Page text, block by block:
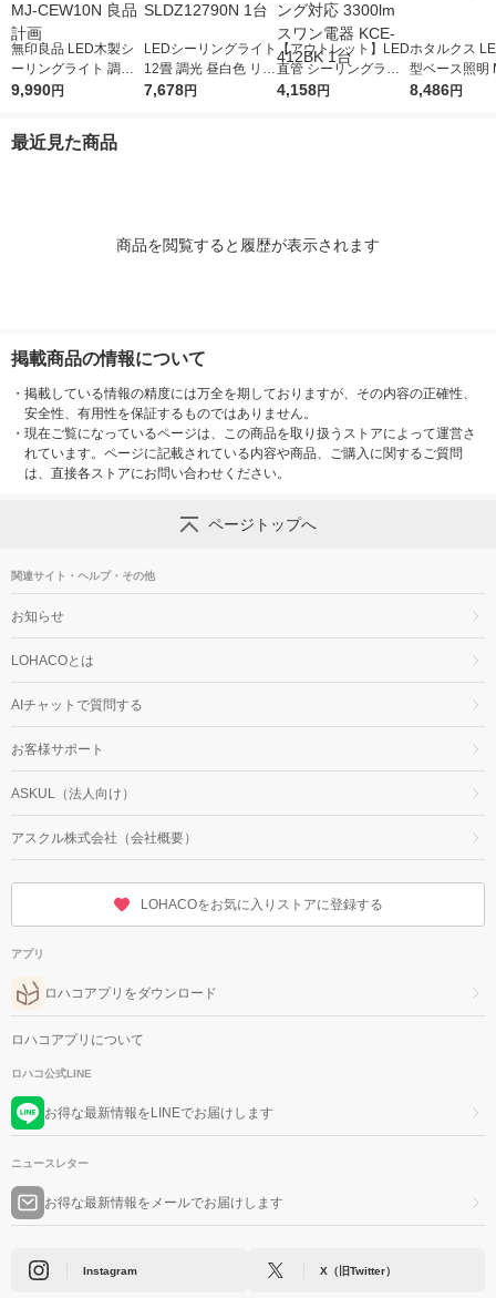
無印良品 LED木製シ
ーリングライト 調光
調色機能付 10畳 ナチ
9,990円
LEDシーリングライト
12畳 調光 昼白色 リモ
コン付き ホタルクス
7,678円
【アウトレット】LED
直管 シーリングライ
ト 電球色 6畳 引掛シ
4,158円
ホタルクス
型ベース照明
104/25N5-N8
8,486円
最近見た商品
商品を閲覧すると履歴が表示されます
掲載商品の情報について
・ 掲載している情報の精度には万全を期しておりますが、その内容の正確性、
安全性、有用性を保証するものではありません。
・ 現在ご覧になっているページは、この商品を取り扱うストアによって運営さ
れています。ページに記載されている内容や商品、ご購入に関するご質問
は、直接各ストアにお問い合わせください。
ページトップへ
関連サイト・ヘルプ・その他
お知らせ
LOHACOとは
AIチャットで質問する
お客様サポート
ASKUL（法人向け）
アスクル株式会社（会社概要）
LOHACOをお気に入りストアに登録する
アプリ
ロハコアプリをダウンロード
ロハコアプリについて
ロハコ公式LINE
お得な最新情報をLINEでお届けします
ニュースレター
お得な最新情報をメールでお届けします
Instagram X（旧Twitter）